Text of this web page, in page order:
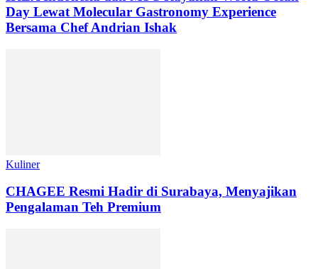
Day Lewat Molecular Gastronomy Experience
Bersama Chef Andrian Ishak
Kuliner
CHAGEE Resmi Hadir di Surabaya, Menyajikan
Pengalaman Teh Premium